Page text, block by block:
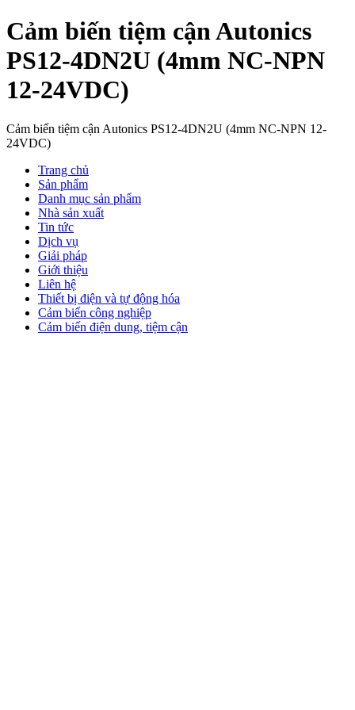
Cảm biến tiệm cận Autonics
PS12-4DN2U (4mm NC-NPN
12-24VDC)
Cảm biến tiệm cận Autonics PS12-4DN2U (4mm NC-NPN 12-
24VDC)
Trang chủ
Sản phẩm
Danh mục sản phẩm
Nhà sản xuất
Tin tức
Dịch vụ
Giải pháp
Giới thiệu
Liên hệ
Thiết bị điện và tự động hóa
Cảm biến công nghiệp
Cảm biến điện dung, tiệm cận